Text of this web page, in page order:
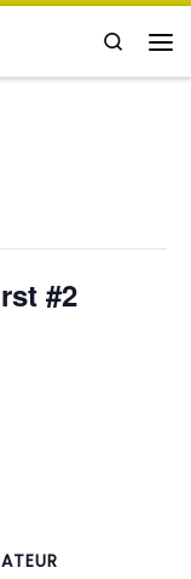
Search
#2